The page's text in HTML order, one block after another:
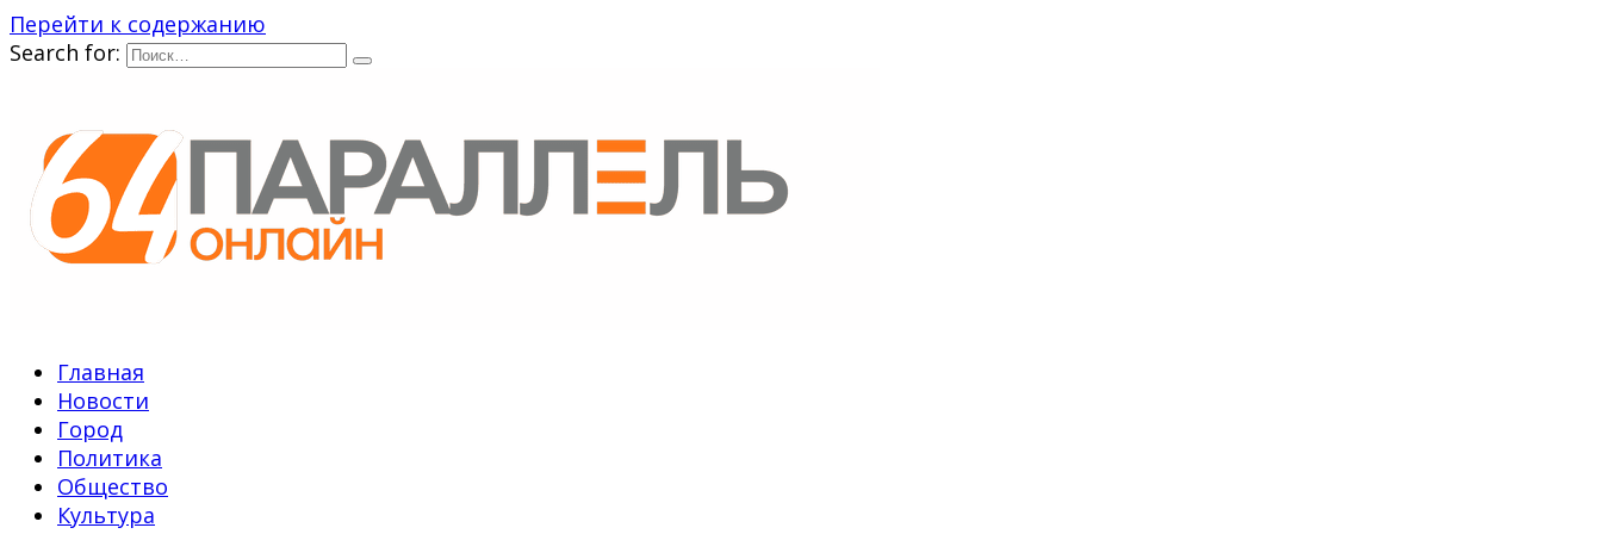
Перейти к содержанию
Search for:
Главная
Новости
Город
Политика
Общество
Культура